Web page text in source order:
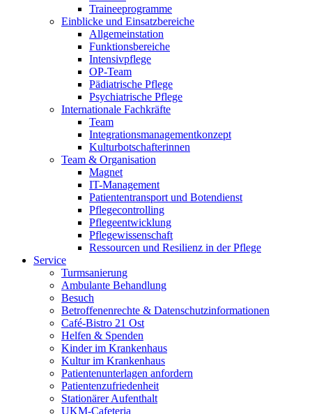
Traineeprogramme
Einblicke und Einsatzbereiche
Allgemeinstation
Funktionsbereiche
Intensivpflege
OP-Team
Pädiatrische Pflege
Psychiatrische Pflege
Internationale Fachkräfte
Team
Integrationsmanagementkonzept
Kulturbotschafterinnen
Team & Organisation
Magnet
IT-Management
Patiententransport und Botendienst
Pflegecontrolling
Pflegeentwicklung
Pflegewissenschaft
Ressourcen und Resilienz in der Pflege
Service
Turmsanierung
Ambulante Behandlung
Besuch
Betroffenenrechte & Datenschutzinformationen
Café-Bistro 21 Ost
Helfen & Spenden
Kinder im Krankenhaus
Kultur im Krankenhaus
Patientenunterlagen anfordern
Patientenzufriedenheit
Stationärer Aufenthalt
UKM-Cafeteria